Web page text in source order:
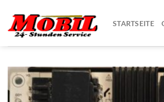
Inhalt
springen
STARTSEITE